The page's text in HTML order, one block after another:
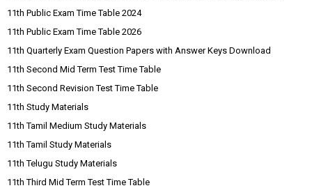
11th Public Exam Time Table 2024
11th Public Exam Time Table 2026
11th Quarterly Exam Question Papers with Answer Keys Download
11th Second Mid Term Test Time Table
11th Second Revision Test Time Table
11th Study Materials
11th Tamil Medium Study Materials
11th Tamil Study Materials
11th Telugu Study Materials
11th Third Mid Term Test Time Table